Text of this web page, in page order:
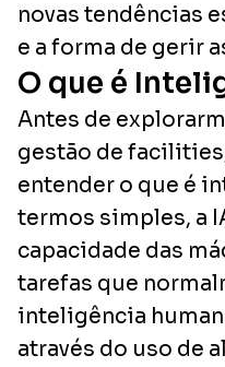
novas tendências
e a forma de gerir
O que é
Antes de
gestão de
entender o que é
termos simples, a
capacidade das
tarefas que
inteligência
através do uso de